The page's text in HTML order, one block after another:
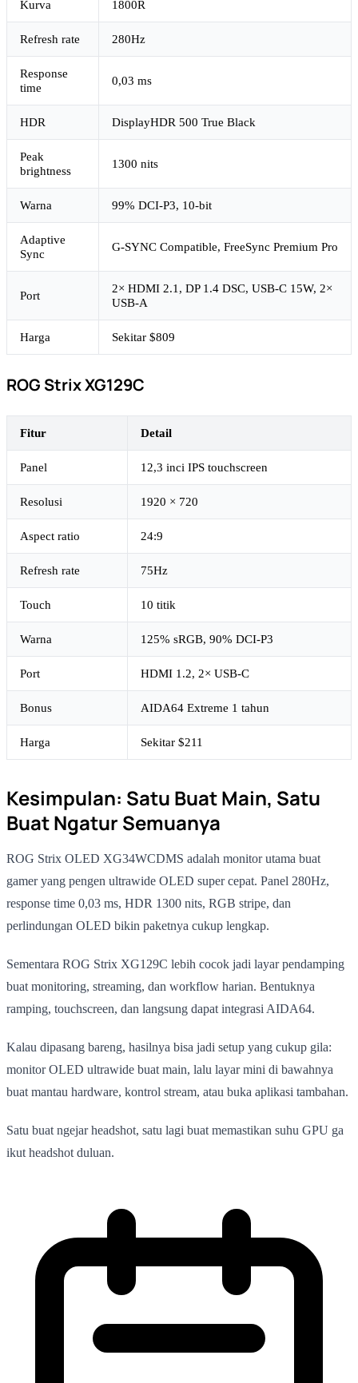
Kurva 1800R
Refresh rate 280Hz
Response
time
0,03 ms
HDR DisplayHDR 500 True Black
Peak
brightness
1300 nits
Warna 99% DCI-P3, 10-bit
Adaptive
Sync
G-SYNC Compatible, FreeSync Premium Pro
Port
2× HDMI 2.1, DP 1.4 DSC, USB-C 15W, 2×
USB-A
Harga Sekitar $809
ROG Strix XG129C
Fitur Detail
Panel 12,3 inci IPS touchscreen
Resolusi 1920 × 720
Aspect ratio 24:9
Refresh rate 75Hz
Touch 10 titik
Warna 125% sRGB, 90% DCI-P3
Port HDMI 1.2, 2× USB-C
Bonus AIDA64 Extreme 1 tahun
Harga Sekitar $211
Kesimpulan: Satu Buat Main, Satu
Buat Ngatur Semuanya
ROG Strix OLED XG34WCDMS adalah monitor utama buat
gamer yang pengen ultrawide OLED super cepat. Panel 280Hz,
response time 0,03 ms, HDR 1300 nits, RGB stripe, dan
perlindungan OLED bikin paketnya cukup lengkap.
Sementara ROG Strix XG129C lebih cocok jadi layar pendamping
buat monitoring, streaming, dan workflow harian. Bentuknya
ramping, touchscreen, dan langsung dapat integrasi AIDA64.
Kalau dipasang bareng, hasilnya bisa jadi setup yang cukup gila:
monitor OLED ultrawide buat main, lalu layar mini di bawahnya
buat mantau hardware, kontrol stream, atau buka aplikasi tambahan.
Satu buat ngejar headshot, satu lagi buat memastikan suhu GPU ga
ikut headshot duluan.